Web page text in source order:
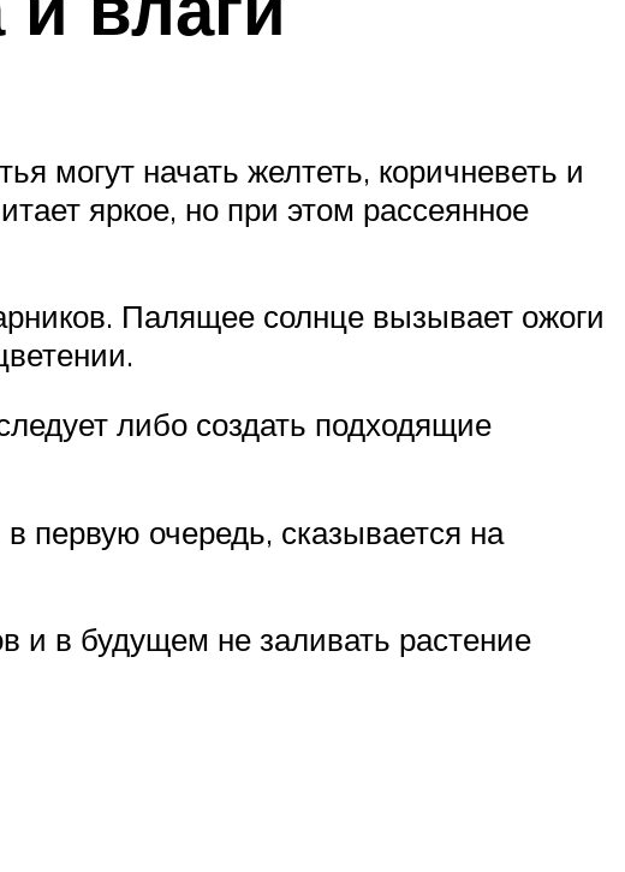
могут начать желтеть, коричневеть и
яркое, но при этом рассеянное
Палящее солнце вызывает ожоги
либо создать подходящие
первую очередь, сказывается на
и в будущем не заливать растение